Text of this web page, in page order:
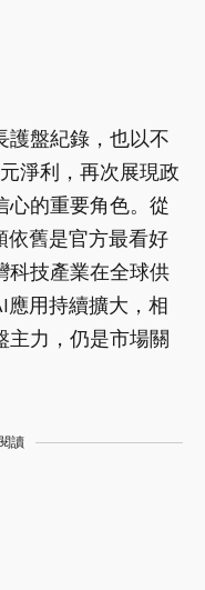
護盤紀錄，也以不
淨利，再次展現政
心的重要角色。從
依舊是官方最看好
科技產業在全球供
應用持續擴大，相
主力，仍是市場關
讀